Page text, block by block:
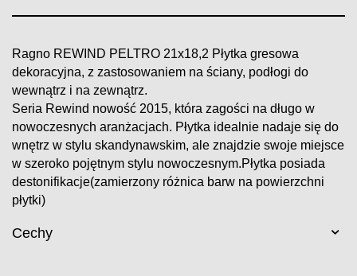
Ragno REWIND PELTRO 21x18,2 Płytka gresowa
dekoracyjna, z zastosowaniem na ściany, podłogi do
wewnątrz i na zewnątrz.
Seria Rewind nowość 2015, która zagości na długo w
nowoczesnych aranżacjach. Płytka idealnie nadaje się do
wnętrz w stylu skandynawskim, ale znajdzie swoje miejsce
w szeroko pojętnym stylu nowoczesnym.Płytka posiada
destonifikacje(zamierzony różnica barw na powierzchni
płytki)
Cechy